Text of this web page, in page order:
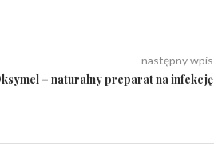
następny wpis
– naturalny preparat na infekcję